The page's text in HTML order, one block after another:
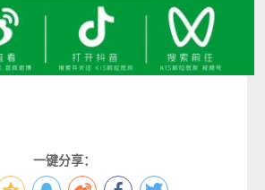
一键分享：